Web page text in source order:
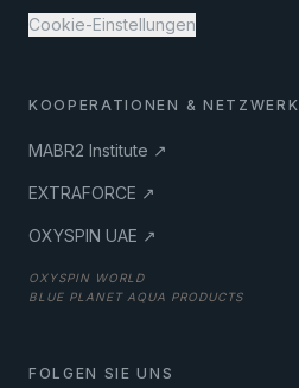
Cookie-Einstellungen
KOOPERATIONEN & NETZWERK
MABR2 Institute ↗
EXTRAFORCE ↗
OXYSPIN UAE ↗
OXYSPIN WORLD
BLUE PLANET AQUA PRODUCTS
FOLGEN SIE UNS